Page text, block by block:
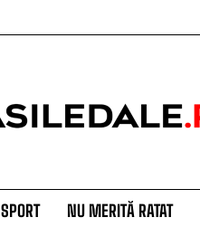
SPORT NU MERITĂ RATAT